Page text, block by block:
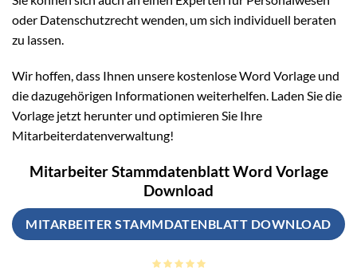
oder Datenschutzrecht wenden, um sich individuell beraten
zu lassen.
Wir hoffen, dass Ihnen unsere kostenlose Word Vorlage und
die dazugehörigen Informationen weiterhelfen. Laden Sie die
Vorlage jetzt herunter und optimieren Sie Ihre
Mitarbeiterdatenverwaltung!
Mitarbeiter Stammdatenblatt Word Vorlage
Download
MITARBEITER STAMMDATENBLATT DOWNLOAD